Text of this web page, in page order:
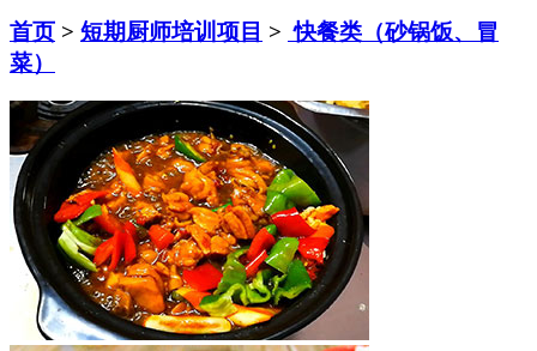
首页 > 短期厨师培训项目 > 快餐类（砂锅饭、冒
菜）